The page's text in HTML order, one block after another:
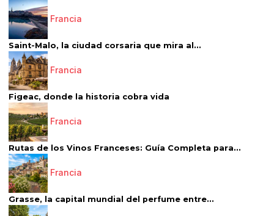
Francia
Saint-Malo, la ciudad corsaria que mira al...
Francia
Figeac, donde la historia cobra vida
Francia
Rutas de los Vinos Franceses: Guía Completa para...
Francia
Grasse, la capital mundial del perfume entre...